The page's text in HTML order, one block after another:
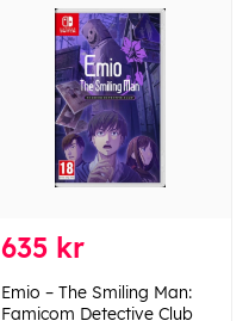
635 kr
Emio – The Smiling Man:
Famicom Detective Club